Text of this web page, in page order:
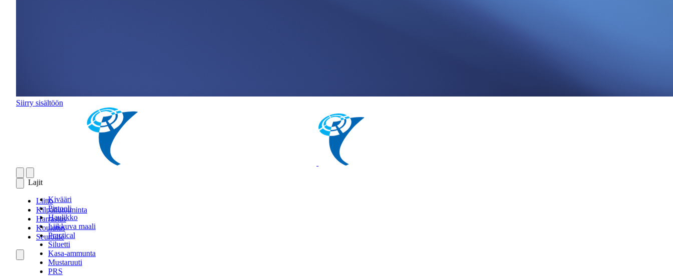
Siirry sisältöön
Lajit
Kivääri
Pistooli
Haulikko
Liikkuva maali
Practical
Siluetti
Kasa-ammunta
Mustaruuti
PRS
Liitto
Kilpailutoiminta
Harrastus
Koulutus
Seuroille